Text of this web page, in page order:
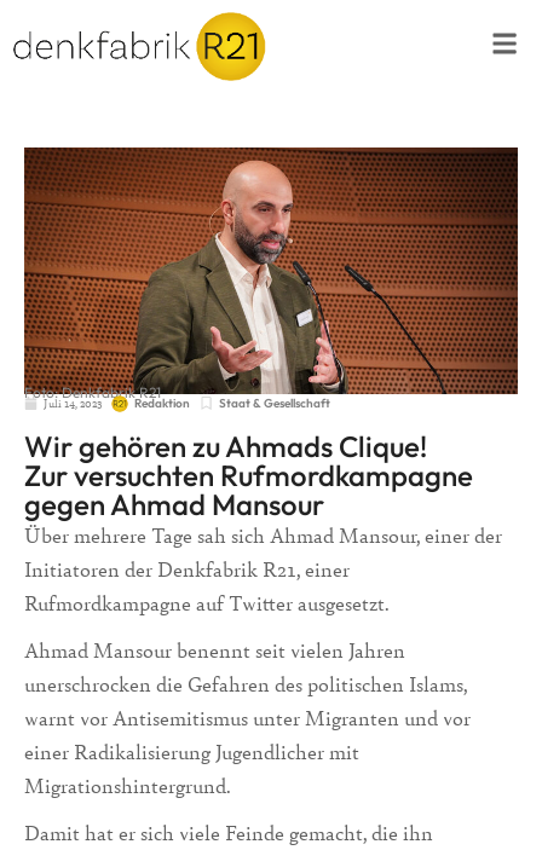
Foto: Denkfabrik R21
Juli 14, 2023 Redaktion Staat & Gesellschaft
Wir gehören zu Ahmads Clique!
Zur versuchten Rufmordkampagne
gegen Ahmad Mansour
Über mehrere Tage sah sich Ahmad Mansour, einer der
Initiatoren der Denkfabrik R21, einer
Rufmordkampagne auf Twitter ausgesetzt.
Ahmad Mansour benennt seit vielen Jahren
unerschrocken die Gefahren des politischen Islams,
warnt vor Antisemitismus unter Migranten und vor
einer Radikalisierung Jugendlicher mit
Migrationshintergrund.
Damit hat er sich viele Feinde gemacht, die ihn